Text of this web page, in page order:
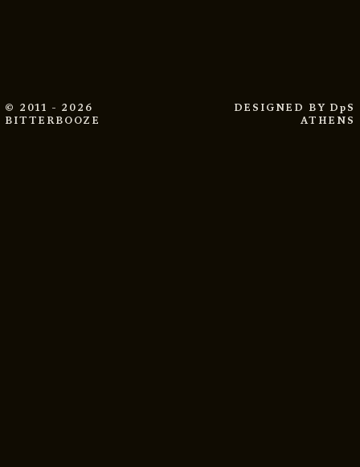
© 2011 - 2026
BITTERBOOZE
DESIGNED BY DpS
ATHENS